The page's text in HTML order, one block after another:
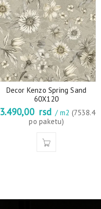
Decor Kenzo Spring Sand
60X120
3.490,00 rsd / m2 (7538.4
po paketu)